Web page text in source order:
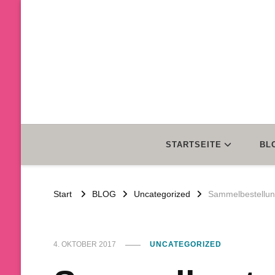
STARTSEITE
Start BLOG Uncategorized
4. OKTOBER 2017 UNCATEGORIZED